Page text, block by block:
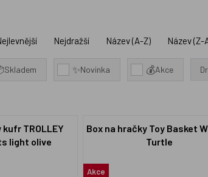
Nejdražší Název (A-Z) Název (Z-
Skladem ✨Novinka 💰Akce
TROLLEY
light olive
Box na hračky Toy Basket
Turtle
Akce